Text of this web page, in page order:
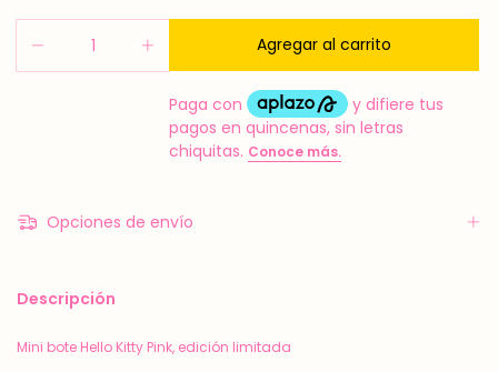
Opciones de envío
Descripción
Mini bote Hello Kitty Pink, edición limitada